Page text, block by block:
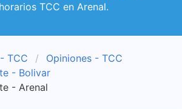
TCC en Arenal.
TCC
Opiniones - TCC
- Bolivar
- Arenal